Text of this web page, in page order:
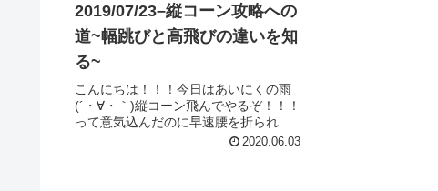
2019/07/23–縦コーン攻略への
道~幅跳びと高飛びの違いを知
る~
こんにちは！！！今日はあいにくの雨
(´・∀・｀)縦コーン飛んでやるぞ！！！
って意気込んだのに早速腰を折られた
感じです(´・∀・｀)まあ良い。それでも
2020.06.03